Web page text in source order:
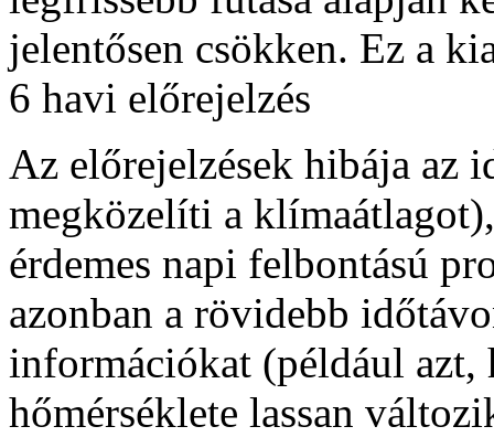
jelentősen csökken. Ez a
6 havi előrejelzés
Az előrejelzések hibája az
megközelíti a
érdemes napi felbontású
azonban a rövidebb
információkat (például azt,
hőmérséklete lassan